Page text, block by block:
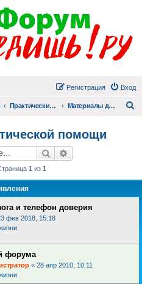
Вход
Регистрация
Практический раздел Материалы для практической помощи
помощи
Поиск
1 из 1
и телефон доверия
фев 2018, 15:18
форума
« 28 апр 2010, 10:11